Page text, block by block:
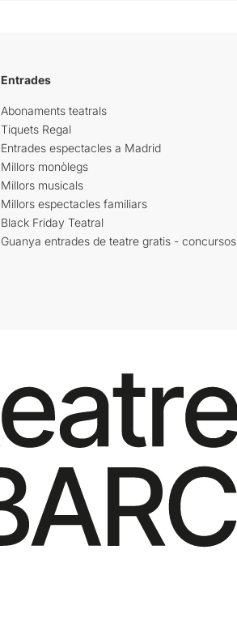
Entrades
Abonaments teatrals
Tiquets Regal
Entrades espectacles a Madrid
Millors monòlegs
Millors musicals
Millors espectacles familiars
Black Friday Teatral
Guanya entrades de teatre gratis - concursos